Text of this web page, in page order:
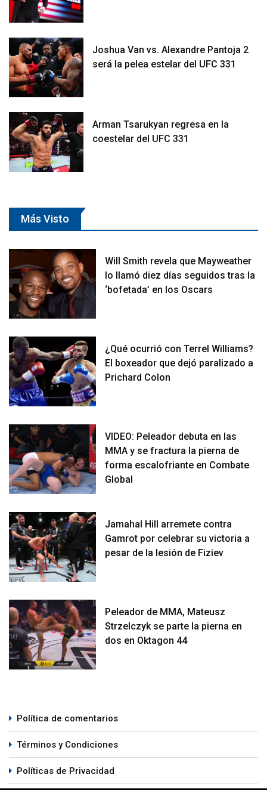
Joshua Van vs. Alexandre Pantoja 2
será la pelea estelar del UFC 331
Arman Tsarukyan regresa en la
coestelar del UFC 331
Más Visto
Will Smith revela que Mayweather
lo llamó diez días seguidos tras la
‘bofetada’ en los Oscars
¿Qué ocurrió con Terrel Williams?
El boxeador que dejó paralizado a
Prichard Colon
VIDEO: Peleador debuta en las
MMA y se fractura la pierna de
forma escalofriante en Combate
Global
Jamahal Hill arremete contra
Gamrot por celebrar su victoria a
pesar de la lesión de Fiziev
Peleador de MMA, Mateusz
Strzelczyk se parte la pierna en
dos en Oktagon 44
Política de comentarios
Términos y Condiciones
Políticas de Privacidad